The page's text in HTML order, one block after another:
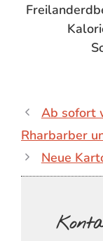
Ab sofort
Rharbarber
Neue